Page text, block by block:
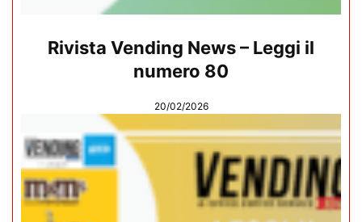
Rivista Vending News – Leggi il
numero 80
20/02/2026